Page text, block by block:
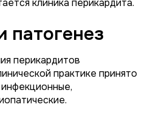
клиника перикардита.
патогенез
перикардитов
практике принято